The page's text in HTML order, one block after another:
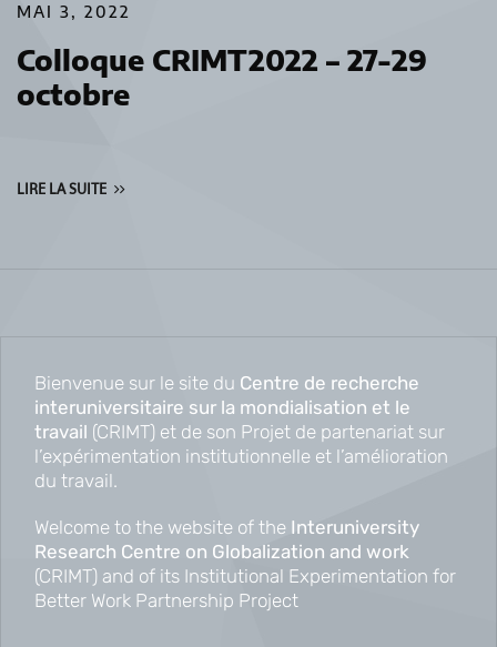
MAI 3, 2022
Colloque CRIMT2022 – 27-29
octobre
LIRE LA SUITE
Bienvenue sur le site du Centre de recherche
interuniversitaire sur la mondialisation et le
travail (CRIMT) et de son Projet de partenariat sur
l’expérimentation institutionnelle et l’amélioration
du travail.
Welcome to the website of the Interuniversity
Research Centre on Globalization and work
(CRIMT) and of its Institutional Experimentation for
Better Work Partnership Project